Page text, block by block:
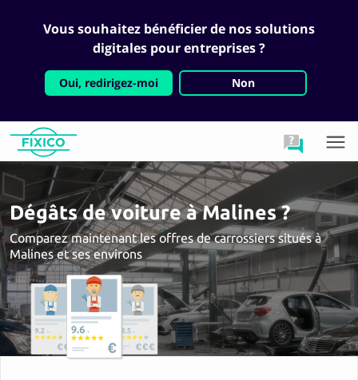
Vous souhaitez bénéficier de nos solutions
digitales pour entreprises ?
Oui, redirigez-moi Non
Dégâts de voiture à Malines ?
Comparez maintenant les offres de carrossiers situés à
Malines et ses environs